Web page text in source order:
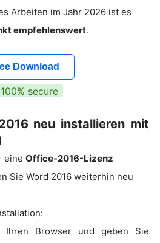
Arbeiten im Jahr 2026 ist es
empfehlenswert.
Download
100% secure
neu installieren mit
eine Office-2016-Lizenz
Sie Word 2016 weiterhin neu
Browser und geben Sie